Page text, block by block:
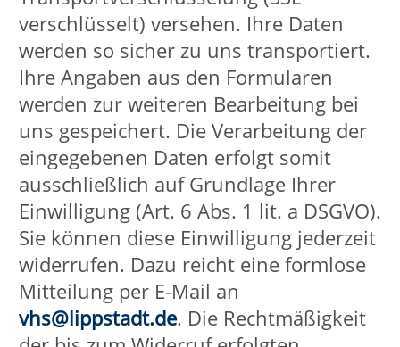
Weitergabe
personenbezogener
Daten an Dritte
Wir verwenden Ihre
personenbezogenen Informationen
grundsätzlich nur zur Erfüllung der von
Ihnen gewünschten Leistungen. Soweit
im Rahmen der Leistungserbringung
von uns externe Dienstleister oder
Kursleitungen eingesetzt werden,
erfolgt deren Zugriff auf die Daten
auch ausschließlich zum Zwecke der
Leistungserbringung. Durch technische
und organisatorische Maßnahmen
stellen wir die Einhaltung der
datenschutzrechtlichen Vorgaben
sicher und verpflichten auch unsere